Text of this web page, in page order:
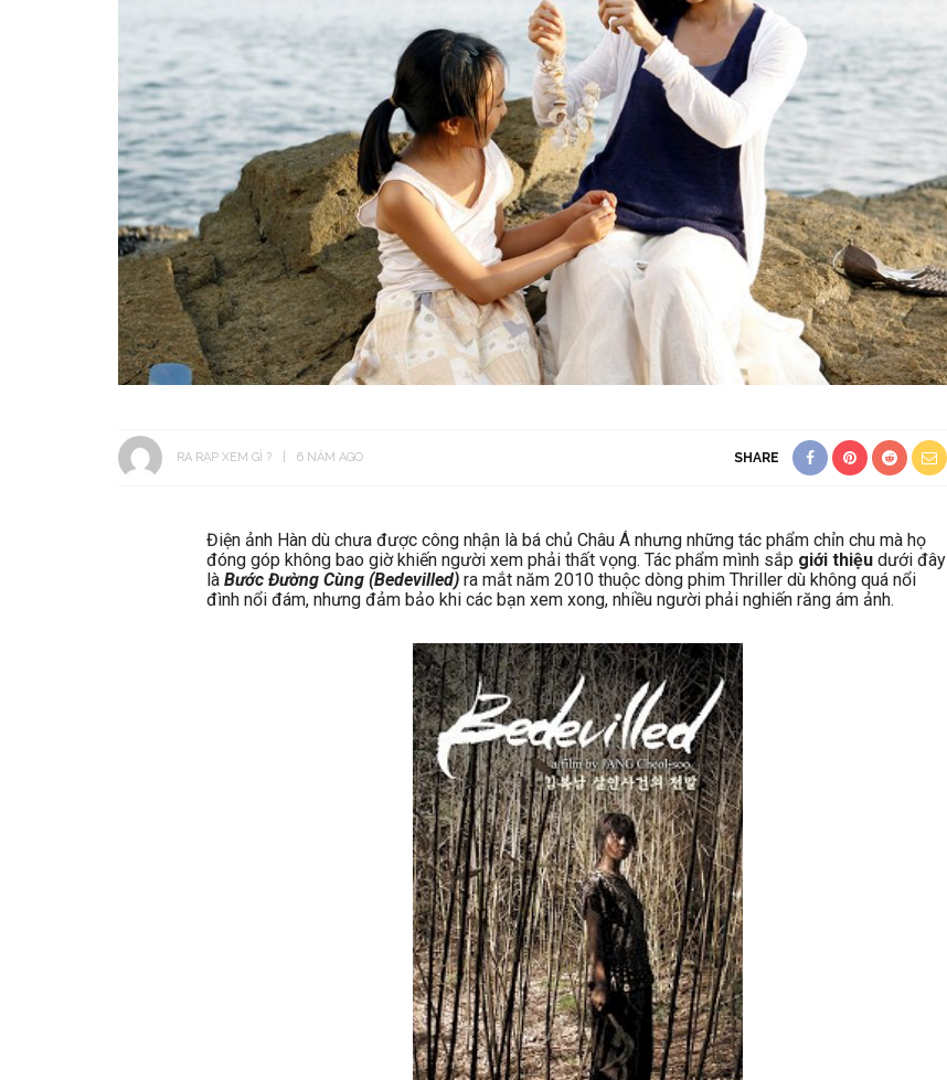
RA RẠP XEM GÌ ? 6 NĂM AGO SHARE
Điện ảnh Hàn dù chưa được công nhận là bá chủ Châu Á nhưng những tác phẩm chỉn chu mà họ
đóng góp không bao giờ khiến người xem phải thất vọng. Tác phẩm mình sắp giới thiệu dưới đây
là Bước Đường Cùng (Bedevilled) ra mắt năm 2010 thuộc dòng phim Thriller dù không quá nổi
đình nổi đám, nhưng đảm bảo khi các bạn xem xong, nhiều người phải nghiến răng ám ảnh.